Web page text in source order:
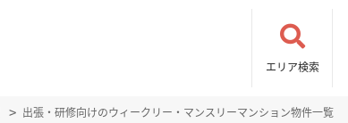
エリア検索
出張・研修向けのウィークリー・マンスリーマンション物件一覧